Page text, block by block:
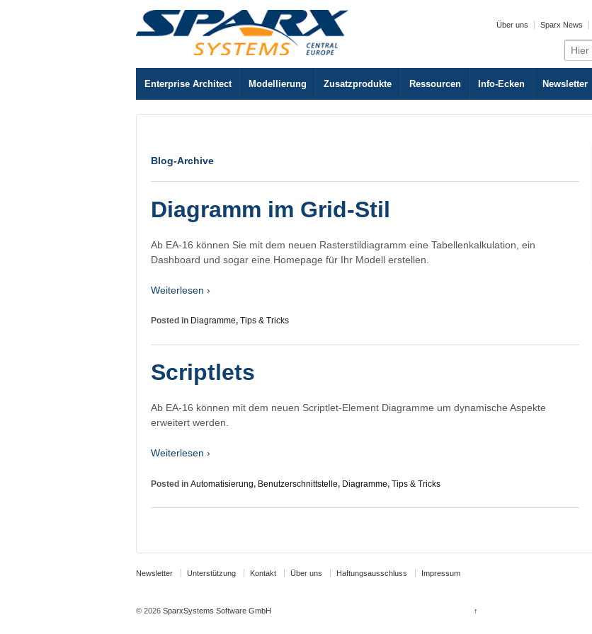
Über uns Sparx News
Search
for:
Enterprise Architect Modellierung Zusatzprodukte Ressourcen Info-Ecken Newsletter
Blog-Archive
Diagramm im Grid-Stil
Ab EA-16 können Sie mit dem neuen Rasterstildiagramm eine Tabellenkalkulation, ein
Dashboard und sogar eine Homepage für Ihr Modell erstellen.
Weiterlesen ›
Posted in Diagramme, Tips & Tricks
Scriptlets
Ab EA-16 können mit dem neuen Scriptlet-Element Diagramme um dynamische Aspekte
erweitert werden.
Weiterlesen ›
Posted in Automatisierung, Benutzerschnittstelle, Diagramme, Tips & Tricks
Newsletter Unterstützung Kontakt Über uns Haftungsausschluss Impressum
© 2026 SparxSystems Software GmbH ↑